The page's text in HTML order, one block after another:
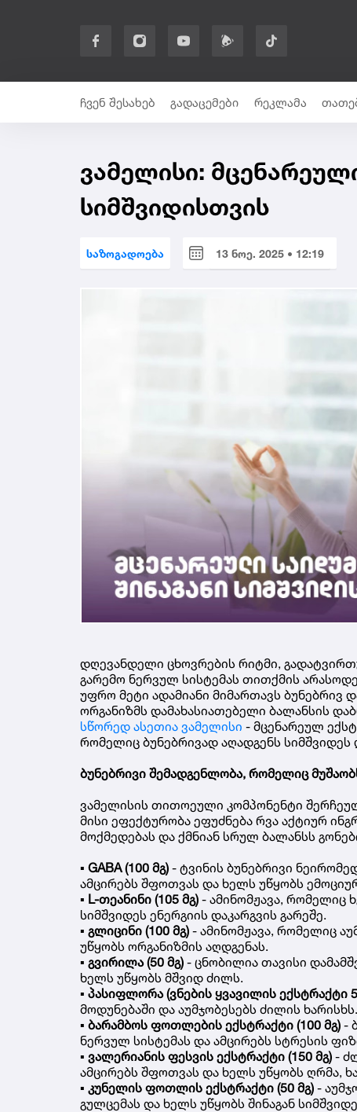
ჩვენ შესახებ გადაცემები რეკლამა
ვამელისი:
სიმშვიდისთვის
საზოგადოება 13 ნოე. 2025 • 12:19
დღევანდელი ცხოვრების რიტმი,
გარემო ნერვულ სისტემას თითქმის
უფრო მეტი ადამიანი მიმართავს ბუნებრივ
ორგანიზმს დამახასიათებელი ბალანსის
სწორედ ასეთია ვამელისი - მცენარეულ
რომელიც ბუნებრივად აღადგენს სიმშვიდეს
ბუნებრივი შემადგენლობა, რომელიც
ვამელისის თითოეული კომპონენტი
მისი ეფექტურობა ეფუძნება რვა აქტიურ
მოქმედებას და ქმნიან სრულ ბალანსს
▪️ GABA (100 მგ) - ტვინის ბუნებრივი
ამცირებს შფოთვას და ხელს უწყობს
▪️ L-თეანინი (105 მგ) - ამინომჟავა, რომელიც
სიმშვიდეს ენერგიის დაკარგვის გარეშე.
▪️ გლიცინი (100 მგ) - ამინომჟავა, რომელიც
უწყობს ორგანიზმის აღდგენას.
▪️ გვირილა (50 მგ) - ცნობილია თავისი
ხელს უწყობს მშვიდ ძილს.
▪️ პასიფლორა (ვნების ყვავილის ექსტრაქტი
მოდუნებაში და აუმჯობესებს ძილის ხარისხს.
▪️ ბარამბოს ფოთლების ექსტრაქტი (100 მგ) -
ნერვულ სისტემას და ამცირებს სტრესის
▪️ ვალერიანის ფესვის ექსტრაქტი (150 მგ) -
ამცირებს შფოთვას და ხელს უწყობს ღრმა,
▪️ კუნელის ფოთლის ექსტრაქტი (50 მგ) -
გულცემას და ხელს უწყობს შინაგან